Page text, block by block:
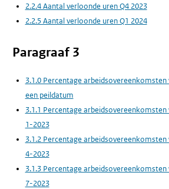
2.2.4 Aantal verloonde uren Q4 2023
2.2.5 Aantal verloonde uren Q1 2024
Paragraaf 3
3.1.0 Percentage
een peildatum
3.1.1 Percentage
1-2023
3.1.2 Percentage
4-2023
3.1.3 Percentage
7-2023